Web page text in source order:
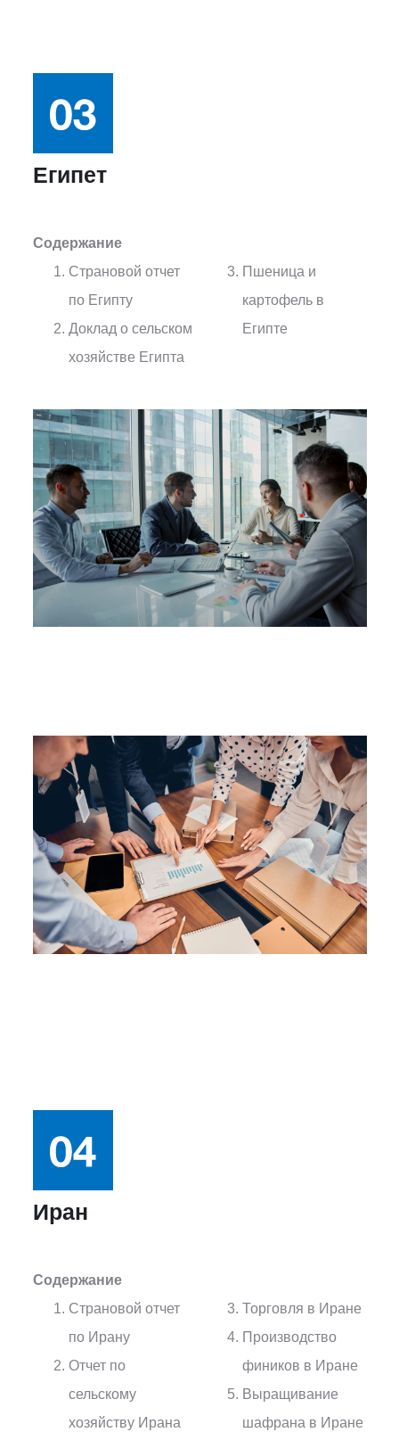
Египет
Содержание
Страновой отчет
по Египту
Доклад о сельском
хозяйстве Египта
Пшеница и
картофель в
Египте
Иран
Содержание
Страновой отчет
по Ирану
Отчет по
сельскому
хозяйству Ирана
Торговля в Иране
Производство
фиников в Иране
Выращивание
шафрана в Иране